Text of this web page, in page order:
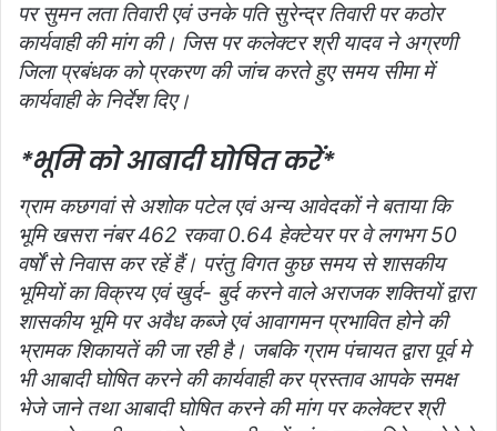
पर सुमन लता तिवारी एवं उनके पति सुरेन्द्र तिवारी पर कठोर
कार्यवाही की मांग की। जिस पर कलेक्टर श्री यादव ने अग्रणी
जिला प्रबंधक को प्रकरण की जांच करते हुए समय सीमा में
कार्यवाही के निर्देश दिए।
*भूमि को आबादी घोषित करें*
ग्राम कछगवां से अशोक पटेल एवं अन्य आवेदकों ने बताया कि
भूमि खसरा नंबर 462 रकवा 0.64 हेक्टेयर पर वे लगभग 50
वर्षों से निवास कर रहें हैं। परंतु विगत कुछ समय से शासकीय
भूमियों का विक्रय एवं खुर्द- बुर्द करने वाले अराजक शक्तियों द्वारा
शासकीय भूमि पर अवैध कब्जे एवं आवागमन प्रभावित होने की
भ्रामक शिकायतें की जा रही है। जबकि ग्राम पंचायत द्वारा पूर्व मे
भी आबादी घोषित करने की कार्यवाही कर प्रस्ताव आपके समक्ष
भेजे जाने तथा आबादी घोषित करने की मांग पर कलेक्टर श्री